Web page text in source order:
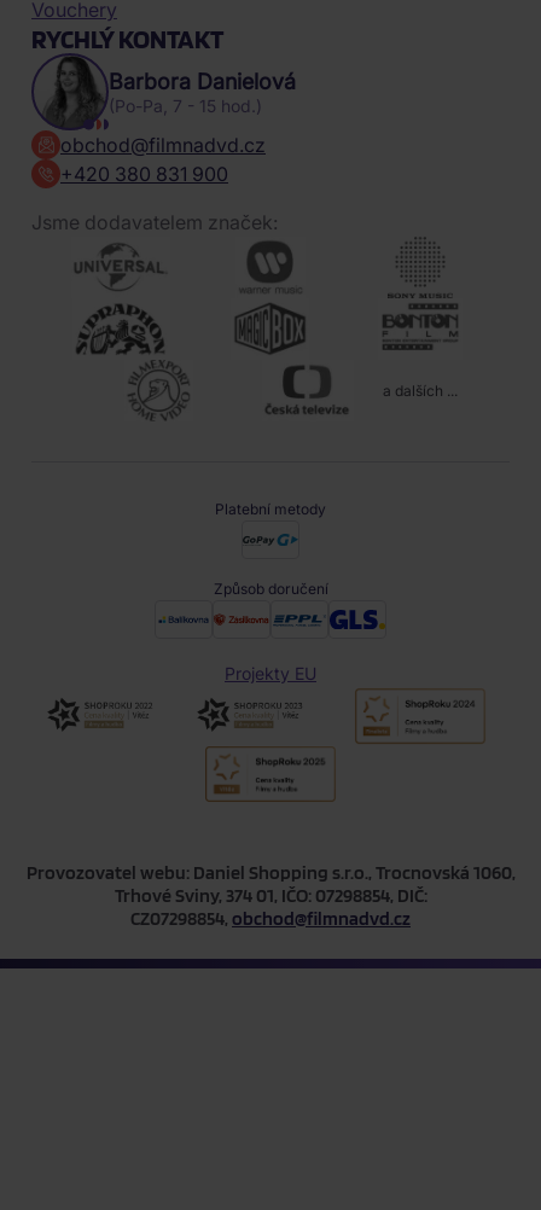
Vouchery
RYCHLÝ KONTAKT
Barbora Danielová
(Po-Pa, 7 - 15 hod.)
obchod@filmnadvd.cz
+420 380 831 900
Jsme dodavatelem značek:
a dalších ...
Platební metody
Způsob doručení
Projekty EU
Provozovatel webu: Daniel Shopping s.r.o., Trocnovská 1060,
Trhové Sviny, 374 01, IČO: 07298854, DIČ:
CZ07298854, obchod@filmnadvd.cz